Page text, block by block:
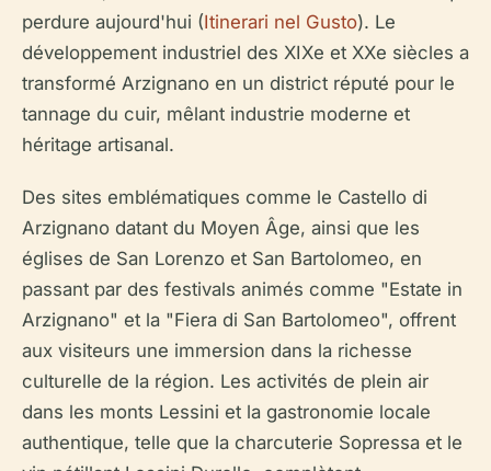
perdure aujourd'hui (Itinerari nel Gusto). Le
développement industriel des XIXe et XXe siècles a
transformé Arzignano en un district réputé pour le
tannage du cuir, mêlant industrie moderne et
héritage artisanal.
Des sites emblématiques comme le Castello di
Arzignano datant du Moyen Âge, ainsi que les
églises de San Lorenzo et San Bartolomeo, en
passant par des festivals animés comme "Estate in
Arzignano" et la "Fiera di San Bartolomeo", offrent
aux visiteurs une immersion dans la richesse
culturelle de la région. Les activités de plein air
dans les monts Lessini et la gastronomie locale
authentique, telle que la charcuterie Sopressa et le